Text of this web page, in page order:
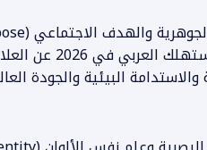
يبحث
البيئية والجودة